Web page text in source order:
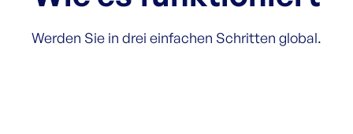
Werden Sie in drei einfachen Schritten global.